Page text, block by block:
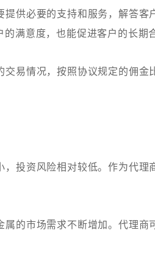
供必要的支持和服务，解答客
满意度，也能促进客户的长期
易情况，按照协议规定的佣金
投资风险相对较低。作为代理
的市场需求不断增加。代理商